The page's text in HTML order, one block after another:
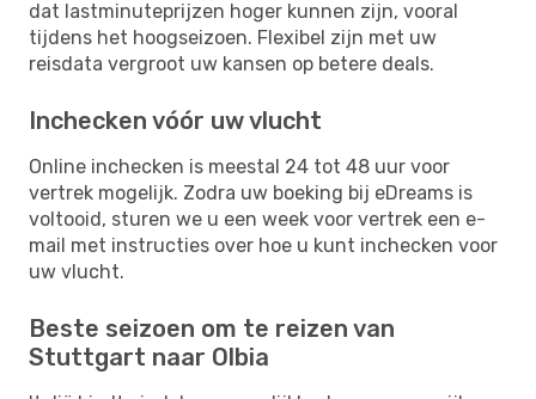
dat lastminuteprijzen hoger kunnen zijn, vooral
tijdens het hoogseizoen. Flexibel zijn met uw
reisdata vergroot uw kansen op betere deals.
Inchecken vóór uw vlucht
Online inchecken is meestal 24 tot 48 uur voor
vertrek mogelijk. Zodra uw boeking bij eDreams is
voltooid, sturen we u een week voor vertrek een e-
mail met instructies over hoe u kunt inchecken voor
uw vlucht.
Beste seizoen om te reizen van
Stuttgart naar Olbia